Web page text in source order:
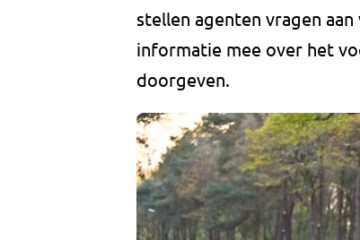
stellen agenten vragen
informatie mee over het
doorgeven.